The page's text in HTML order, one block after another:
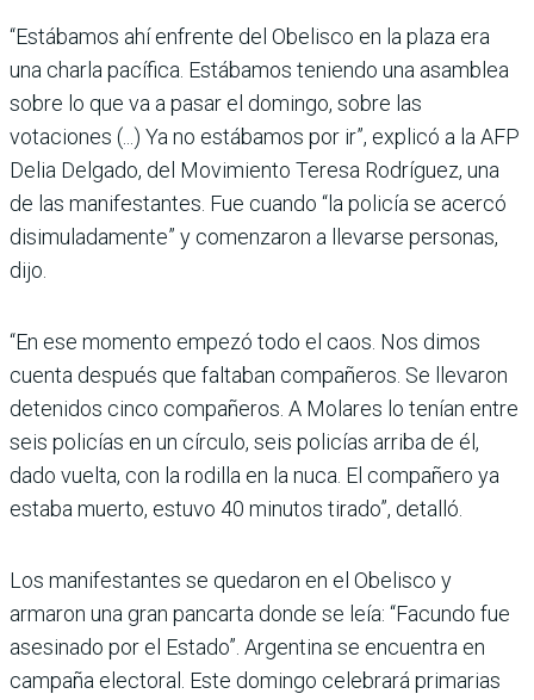
“Estábamos ahí enfrente del Obelisco en la plaza era
una charla pacífica. Estábamos teniendo una asamblea
sobre lo que va a pasar el domingo, sobre las
votaciones (...) Ya no estábamos por ir”, explicó a la AFP
Delia Delgado, del Movimiento Teresa Rodríguez, una
de las manifestantes. Fue cuando “la policía se acercó
disimuladamente” y comenzaron a llevarse personas,
dijo.
“En ese momento empezó todo el caos. Nos dimos
cuenta después que faltaban compañeros. Se llevaron
detenidos cinco compañeros. A Molares lo tenían entre
seis policías en un círculo, seis policías arriba de él,
dado vuelta, con la rodilla en la nuca. El compañero ya
estaba muerto, estuvo 40 minutos tirado”, detalló.
Los manifestantes se quedaron en el Obelisco y
armaron una gran pancarta donde se leía: “Facundo fue
asesinado por el Estado”. Argentina se encuentra en
campaña electoral. Este domingo celebrará primarias